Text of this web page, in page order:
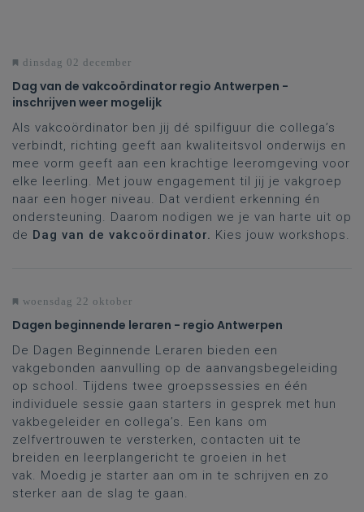
dinsdag 02 december
Dag van de vakcoördinator regio Antwerpen -
inschrijven weer mogelijk
Als vakcoördinator ben jij dé spilfiguur die collega’s
verbindt, richting geeft aan kwaliteitsvol onderwijs en
mee vorm geeft aan een krachtige leeromgeving voor
elke leerling. Met jouw engagement til jij je vakgroep
naar een hoger niveau. Dat verdient erkenning én
ondersteuning. Daarom nodigen we je van harte uit op
de Dag van de vakcoördinator. Kies jouw workshops.
woensdag 22 oktober
Dagen beginnende leraren - regio Antwerpen
De Dagen Beginnende Leraren bieden een
vakgebonden aanvulling op de aanvangsbegeleiding
op school. Tijdens twee groepssessies en één
individuele sessie gaan starters in gesprek met hun
vakbegeleider en collega’s. Een kans om
zelfvertrouwen te versterken, contacten uit te
breiden en leerplangericht te groeien in het
vak. Moedig je starter aan om in te schrijven en zo
sterker aan de slag te gaan.